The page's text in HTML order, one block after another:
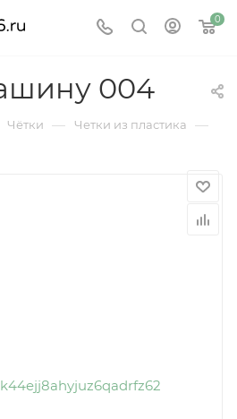
0
004
Чётки — Четки из пластика —